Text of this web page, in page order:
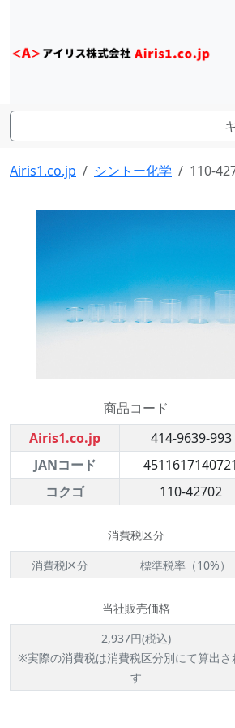
Airis1.co.jp シントー化学 110-
商品コード
Airis1.co.jp
414-9639-993
JANコード
4511617140721
コクゴ
110-42702
消費税区分
消費税区分
標準税率（10%）
当社販売価格
2,937円(税込)
※実際の消費税は消費税区分別にて算出さ
す